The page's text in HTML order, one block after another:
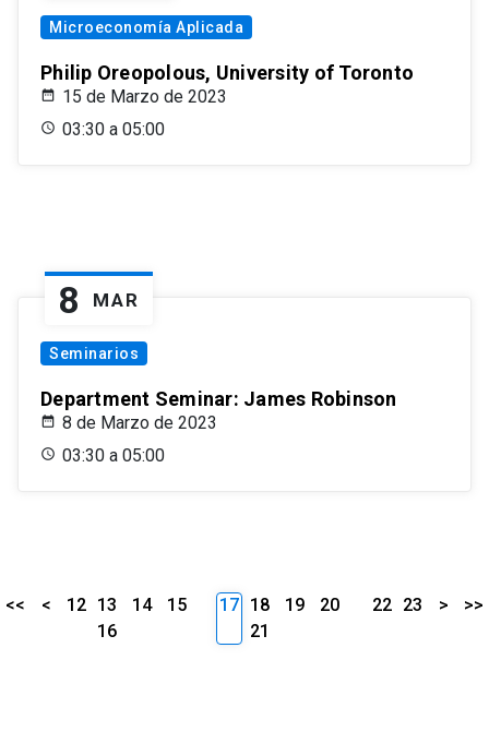
Microeconomía Aplicada
Philip Oreopolous, University of Toronto
15 de Marzo de 2023
03:30 a 05:00
8 MAR
Seminarios
Department Seminar: James Robinson
8 de Marzo de 2023
03:30 a 05:00
<< < 12 13 14
15
16
17 18 19
20
21
22 23 > >>